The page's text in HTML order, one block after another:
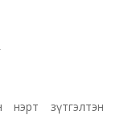
нэрт зүтгэлтэн